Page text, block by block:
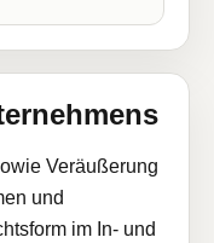
Veräußerung
und
im In- und